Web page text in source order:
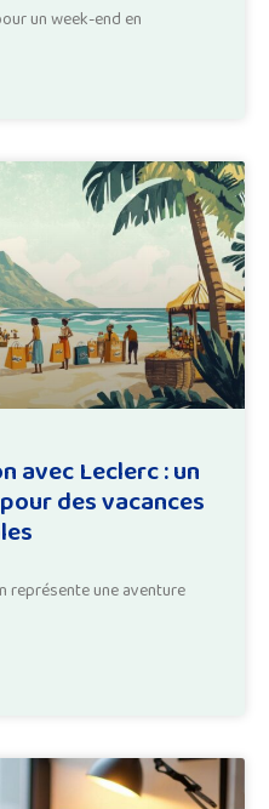
un week-end en
avec Leclerc : un
des vacances
représente une aventure